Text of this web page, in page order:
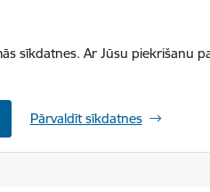
sīkdatnes. Ar Jūsu piekrišanu
Pārvaldīt sīkdatnes